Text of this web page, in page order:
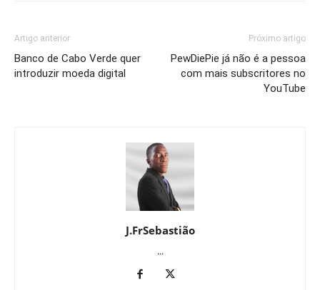
Artigo anterior
Banco de Cabo Verde quer
introduzir moeda digital
Próximo artigo
PewDiePie já não é a pessoa
com mais subscritores no
YouTube
J.FrSebastião
...